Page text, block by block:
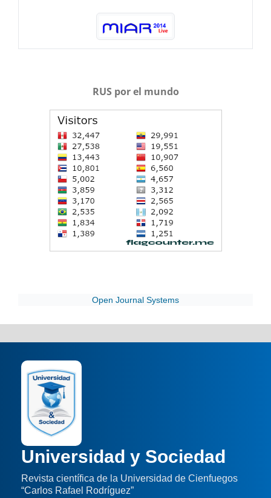
RUS por el mundo
Open Journal Systems
Universidad y Sociedad
Revista científica de la Universidad de Cienfuegos
“Carlos Rafael Rodríguez”